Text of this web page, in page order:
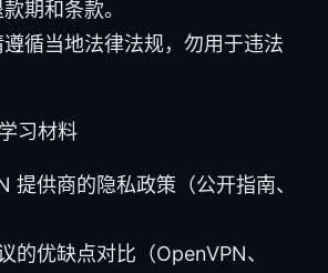
期和条款。
循当地法律法规，勿用于违法
习材料
提供商的隐私政策（公开指南、
的优缺点对比（OpenVPN、